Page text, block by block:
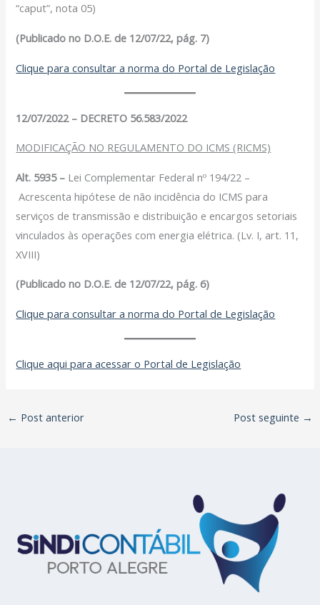
“caput”, nota 05)
(Publicado no D.O.E. de 12/07/22, pág. 7)
Clique para consultar a norma do Portal de Legislação
12/07/2022 – DECRETO 56.583/2022
MODIFICAÇÃO NO REGULAMENTO DO ICMS (RICMS)
Alt. 5935 – Lei Complementar Federal nº 194/22 –
Acrescenta hipótese de não incidência do ICMS para
serviços de transmissão e distribuição e encargos setoriais
vinculados às operações com energia elétrica. (Lv. I, art. 11,
XVIII)
(Publicado no D.O.E. de 12/07/22, pág. 6)
Clique para consultar a norma do Portal de Legislação
Clique aqui para acessar o Portal de Legislação
← Post anterior Post seguinte →